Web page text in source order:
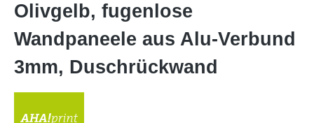
Olivgelb, fugenlose
Wandpaneele aus Alu-Verbund
3mm, Duschrückwand